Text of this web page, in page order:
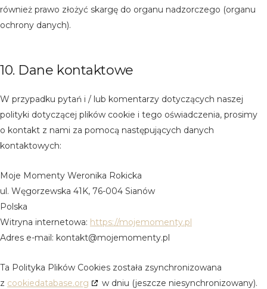
również prawo złożyć skargę do organu nadzorczego (organu
ochrony danych).
10. Dane kontaktowe
W przypadku pytań i / lub komentarzy dotyczących naszej
polityki dotyczącej plików cookie i tego oświadczenia, prosimy
o kontakt z nami za pomocą następujących danych
kontaktowych:
Moje Momenty Weronika Rokicka
ul. Węgorzewska 41K, 76-004 Sianów
Polska
Witryna internetowa: https://mojemomenty.pl
Adres e-mail: kontakt@mojemomenty.pl
Ta Polityka Plików Cookies została zsynchronizowana
z cookiedatabase.org w dniu (jeszcze niesynchronizowany).